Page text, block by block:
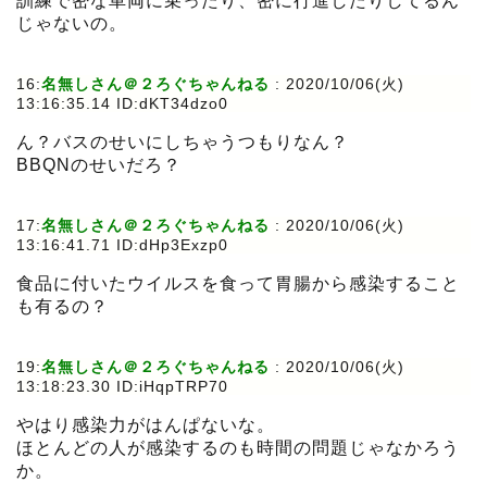
じゃないの。
16:名無しさん＠２ろぐちゃんねる : 2020/10/06(火)
13:16:35.14 ID:dKT34dzo0
ん？バスのせいにしちゃうつもりなん？
BBQNのせいだろ？
17:名無しさん＠２ろぐちゃんねる : 2020/10/06(火)
13:16:41.71 ID:dHp3Exzp0
食品に付いたウイルスを食って胃腸から感染すること
も有るの？
19:名無しさん＠２ろぐちゃんねる : 2020/10/06(火)
13:18:23.30 ID:iHqpTRP70
やはり感染力がはんぱないな。
ほとんどの人が感染するのも時間の問題じゃなかろう
か。